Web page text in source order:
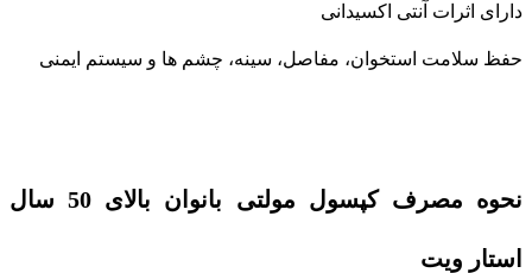
دارای اثرات آنتی اکسیدانی
حفظ سلامت استخوان، مفاصل، سینه، چشم ها و سیستم ایمنی
نحوه مصرف کپسول مولتی بانوان بالای 50 سال
استار ویت